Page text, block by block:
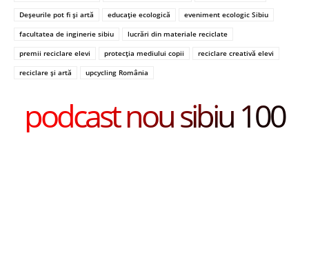
Deșeurile pot fi și artă
educație ecologică
eveniment ecologic Sibiu
facultatea de inginerie sibiu
lucrări din materiale reciclate
premii reciclare elevi
protecția mediului copii
reciclare creativă elevi
reciclare și artă
upcycling România
podcast nou sibiu 100